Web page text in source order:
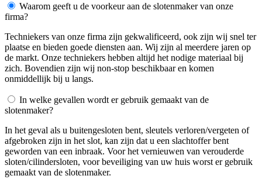
Waarom geeft u de voorkeur aan de slotenmaker van onze
firma?
Techniekers van onze firma zijn gekwalificeerd, ook zijn wij snel ter
plaatse en bieden goede diensten aan. Wij zijn al meerdere jaren op
de markt. Onze techniekers hebben altijd het nodige materiaal bij
zich. Bovendien zijn wij non-stop beschikbaar en komen
onmiddellijk bij u langs.
In welke gevallen wordt er gebruik gemaakt van de
slotenmaker?
In het geval als u buitengesloten bent, sleutels verloren/vergeten of
afgebroken zijn in het slot, kan zijn dat u een slachtoffer bent
geworden van een inbraak. Voor het vernieuwen van verouderde
sloten/cilindersloten, voor beveiliging van uw huis worst er gebruik
gemaakt van de slotenmaker.